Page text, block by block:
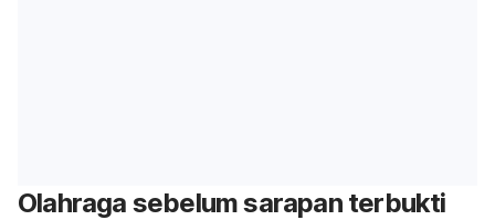
Olahraga sebelum sarapan terbukti